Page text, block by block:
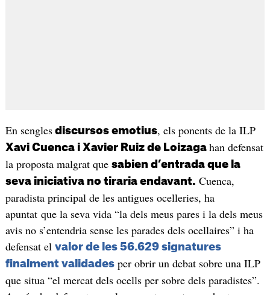
En senglesdiscursos emotius, els ponents de la ILP
Xavi Cuenca i Xavier Ruiz de Loizaga han defensat
la proposta malgrat que sabien d’entrada que la
seva iniciativa no tiraria endavant. Cuenca,
paradista principal de les antigues ocelleries, ha
apuntat que la seva vida “la dels meus pares i la dels meus
avis no s’entendria sense les parades dels ocellaires” i ha
defensat el valor de les 56.629 signatures
finalment validadesper obrir un debat sobre una ILP
que situa “el mercat dels ocells per sobre dels paradistes”.